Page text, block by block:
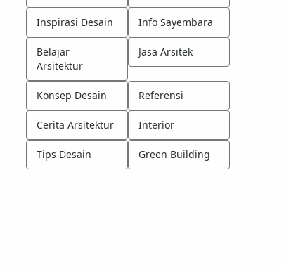
Inspirasi Desain Info Sayembara
Belajar
Arsitektur
Jasa Arsitek
Konsep Desain Referensi
Cerita Arsitektur Interior
Tips Desain Green Building